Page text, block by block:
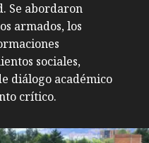
Se abordaron
armados, los
sociales,
diálogo académico
crítico.